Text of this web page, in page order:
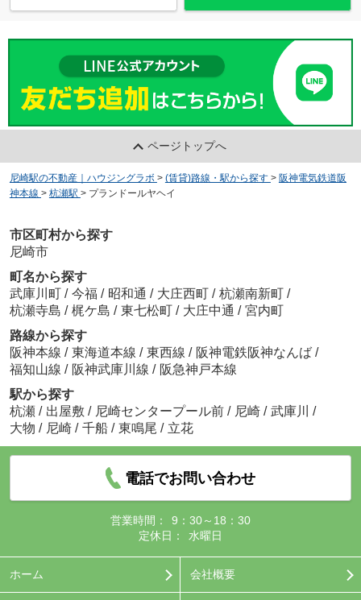
ページトップへ
尼崎駅の不動産｜ハウジングラボ > (賃貸)路線・駅から探す > 阪神電気鉄道阪
神本線 > 杭瀬駅 > プランドールヤヘイ
市区町村から探す
尼崎市
町名から探す
武庫川町 / 今福 / 昭和通 / 大庄西町 / 杭瀬南新町 /
杭瀬寺島 / 梶ケ島 / 東七松町 / 大庄中通 / 宮内町
路線から探す
阪神本線 / 東海道本線 / 東西線 / 阪神電鉄阪神なんば /
福知山線 / 阪神武庫川線 / 阪急神戸本線
駅から探す
杭瀬 / 出屋敷 / 尼崎センタープール前 / 尼崎 / 武庫川
/
大物 / 尼崎 / 千船 / 東鳴尾 / 立花
電話でお問い合わせ
営業時間：
9：30～18：30
定休日：
水曜日
ホーム 会社概要